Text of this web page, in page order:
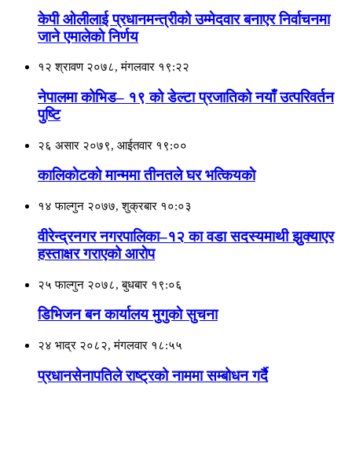
केपी ओलीलाई प्रधानमन्त्रीको उम्मेदवार बनाएर निर्वाचनमा
जाने एमालेकाे निर्णय
१२ श्रावण २०७८, मंगलवार १९:२२
नेपालमा कोभिड– १९ को डेल्टा प्रजातिको नयाँ उत्परिवर्तन
पुष्टि
२६ असार २०७९, आईतवार १९:००
कालिकाेटकाे मान्ममा तीनतले घर भत्कियकाे
१४ फाल्गुन २०७७, शुक्रबार १०:०३
वीरेन्द्रनगर नगरपालिका–१२ का वडा सदस्यमाथी झुक्याएर
हस्ताक्षर गराएको आराेप
२५ फाल्गुन २०७८, बुधबार १९:०६
डिभिजन बन कार्यालय मुगुकाे सुचना
२४ भाद्र २०८२, मंगलवार १८:५५
प्रधानसेनापतिले राष्ट्रको नाममा सम्बोधन गर्दै